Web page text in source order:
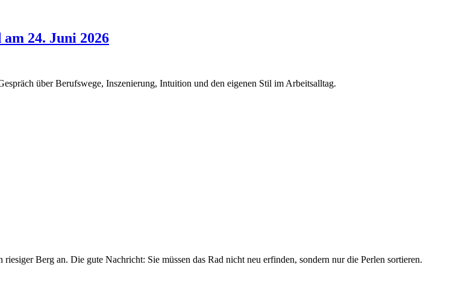
24. Juni 2026
über Berufswege, Inszenierung, Intuition und den eigenen Stil im Arbeitsalltag.
Berg an. Die gute Nachricht: Sie müssen das Rad nicht neu erfinden, sondern nur die Perlen sortieren.